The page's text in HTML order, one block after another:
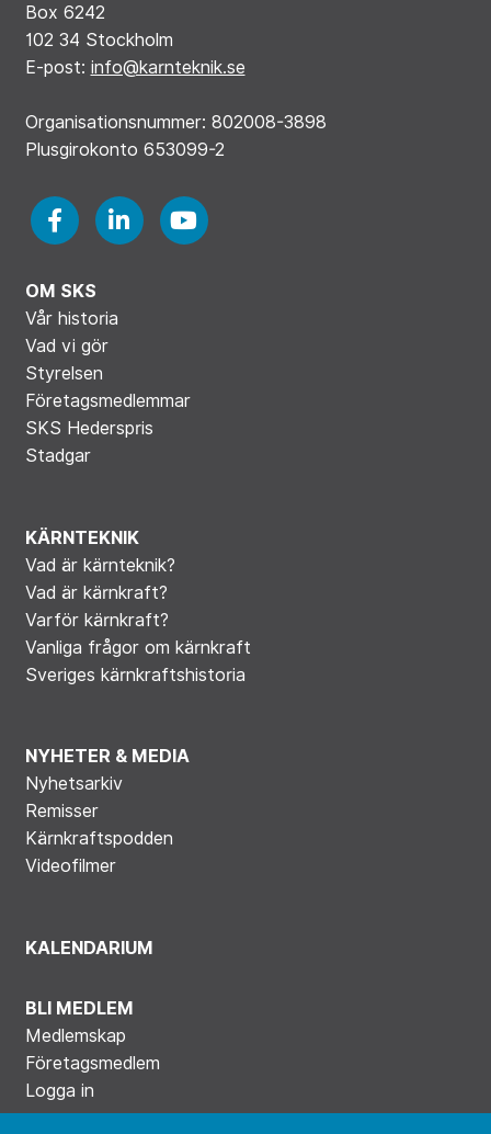
Box 6242
102 34 Stockholm
E-post: info@karnteknik.se
Organisationsnummer: 802008-3898
Plusgirokonto 653099-2
OM SKS
Vår historia
Vad vi gör
Styrelsen
Företagsmedlemmar
SKS Hederspris
Stadgar
KÄRNTEKNIK
Vad är kärnteknik?
Vad är kärnkraft?
Varför kärnkraft?
Vanliga frågor om kärnkraft
Sveriges kärnkraftshistoria
NYHETER & MEDIA
Nyhetsarkiv
Remisser
Kärnkraftspodden
Videofilmer
KALENDARIUM
BLI MEDLEM
Medlemskap
Företagsmedlem
Logga in